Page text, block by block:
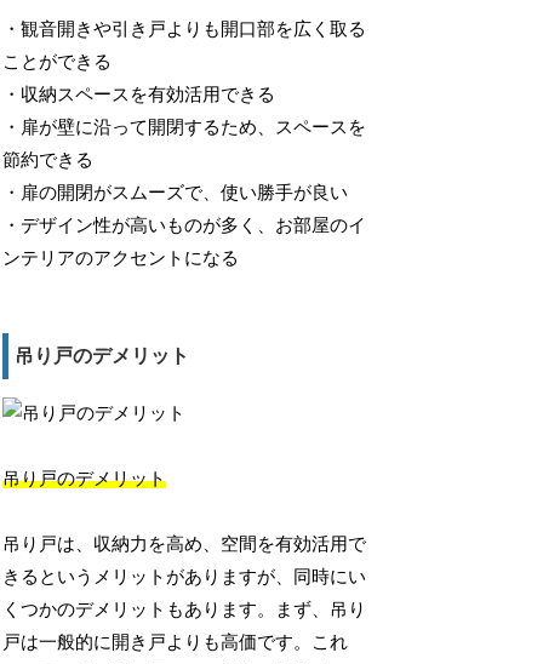
・観音開きや引き戸よりも開口部を広く取る
ことができる
・収納スペースを有効活用できる
・扉が壁に沿って開閉するため、スペースを
節約できる
・扉の開閉がスムーズで、使い勝手が良い
・デザイン性が高いものが多く、お部屋のイ
ンテリアのアクセントになる
吊り戸のデメリット
吊り戸のデメリット
吊り戸は、収納力を高め、空間を有効活用で
きるというメリットがありますが、同時にい
くつかのデメリットもあります。まず、吊り
戸は一般的に開き戸よりも高価です。これ